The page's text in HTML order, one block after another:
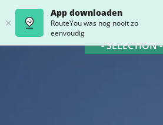
App downloaden
RouteYou was nog nooit zo
eenvoudig
- SELECTION -